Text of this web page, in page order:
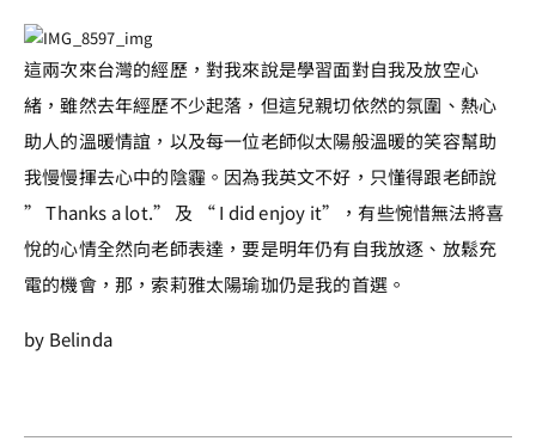
這兩次來台灣的經歷，對我來說是學習面對自我及放空心
緒，雖然去年經歷不少起落，但這兒親切依然的氛圍、熱心
助人的溫暖情誼，以及每一位老師似太陽般溫暖的笑容幫助
我慢慢揮去心中的陰霾。因為我英文不好，只懂得跟老師說
” Thanks a lot.” 及 “ I did enjoy it”，有些惋惜無法將喜
悅的心情全然向老師表達，要是明年仍有自我放逐、放鬆充
電的機會，那，索莉雅太陽瑜珈仍是我的首選。
by Belinda